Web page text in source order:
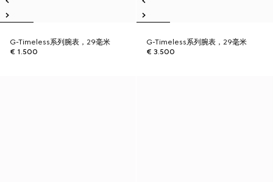
G-Timeless系列腕表，29毫米
€ 1.500
G-Timeless系列腕表，29毫米
€ 3.500